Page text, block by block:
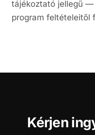
tájékoztató jellegű —
program feltételeitől
Kérjen